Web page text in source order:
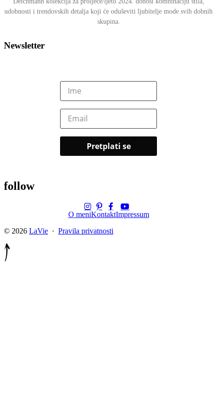
udobnosti i trendovskih detalja koji će oduševiti ljubitelje mode svih dobnih
skupina.
Newsletter
follow
O meniKontaktImpressum
© 2026 LaVie · Pravila privatnosti